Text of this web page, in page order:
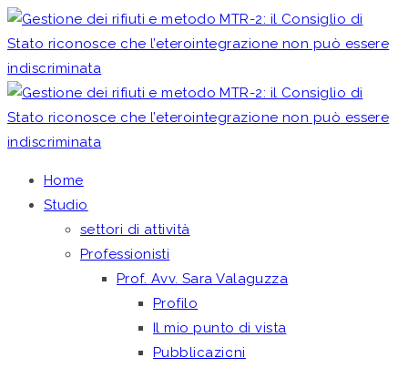
Home
Studio
settori di attività
Professionisti
Prof. Avv. Sara Valaguzza
Profilo
Il mio punto di vista
Pubblicazioni